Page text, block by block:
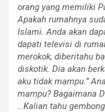
orang yang memiliki
Apakah rumahnya
Islami. Anda akan
dapati televisi di
merokok, diberitahu
diskotik. Dia akan
aku tidak mampu.”
mampu? Bagaimana
…Kalian tahu